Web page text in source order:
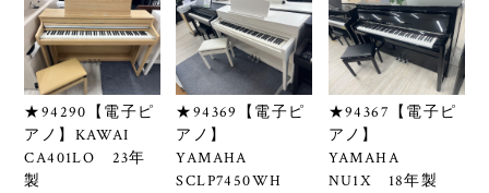
★94290【電子ピ
アノ】KAWAI
CA401LO 23年
製
★94369【電子ピ
アノ】
YAMAHA
SCLP7450WH
★94367【電子ピ
アノ】
YAMAHA
NU1X 18年製